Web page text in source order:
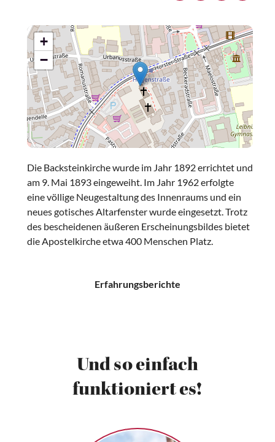
+
−
Die Backsteinkirche wurde im Jahr 1892 errichtet und
am 9. Mai 1893 eingeweiht. Im Jahr 1962 erfolgte
eine völlige Neugestaltung des Innenraums und ein
neues gotisches Altarfenster wurde eingesetzt. Trotz
des bescheidenen äußeren Erscheinungsbildes bietet
die Apostelkirche etwa 400 Menschen Platz.
Erfahrungsberichte
Und so einfach
funktioniert es!